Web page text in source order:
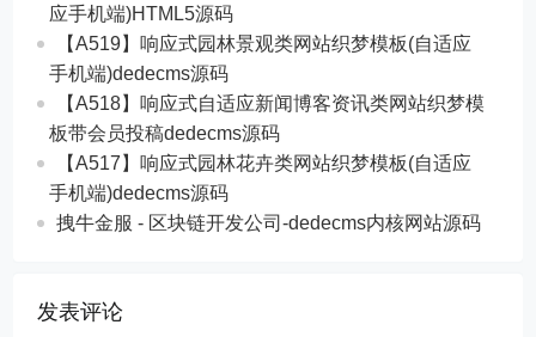
应手机端)HTML5源码
【A519】响应式园林景观类网站织梦模板(自适应
手机端)dedecms源码
【A518】响应式自适应新闻博客资讯类网站织梦模
板带会员投稿dedecms源码
【A517】响应式园林花卉类网站织梦模板(自适应
手机端)dedecms源码
拽牛金服 - 区块链开发公司-dedecms内核网站源码
发表评论